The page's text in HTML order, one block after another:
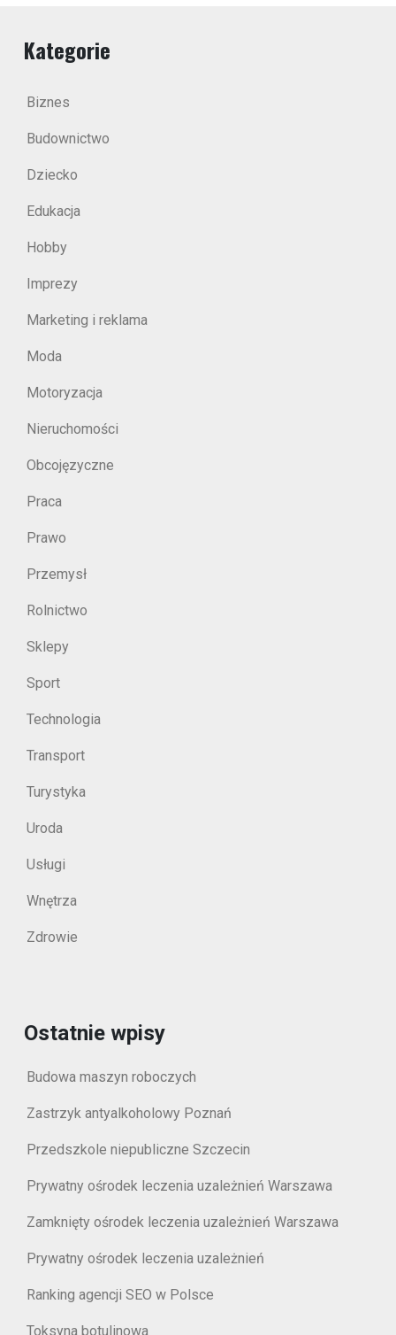
Kategorie
Biznes
Budownictwo
Dziecko
Edukacja
Hobby
Imprezy
Marketing i reklama
Moda
Motoryzacja
Nieruchomości
Obcojęzyczne
Praca
Prawo
Przemysł
Rolnictwo
Sklepy
Sport
Technologia
Transport
Turystyka
Uroda
Usługi
Wnętrza
Zdrowie
Ostatnie wpisy
Budowa maszyn roboczych
Zastrzyk antyalkoholowy Poznań
Przedszkole niepubliczne Szczecin
Prywatny ośrodek leczenia uzależnień Warszawa
Zamknięty ośrodek leczenia uzależnień Warszawa
Prywatny ośrodek leczenia uzależnień
Ranking agencji SEO w Polsce
Toksyna botulinowa